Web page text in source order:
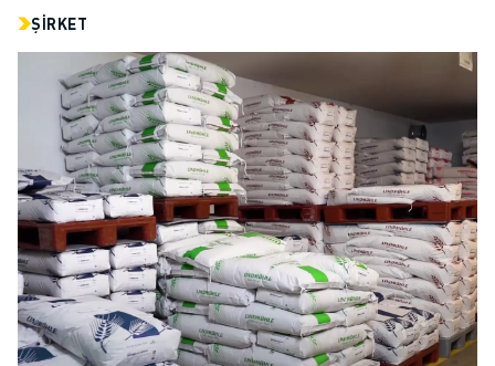
ETKINLIKLER
EĞITIM ETKINLIKLERI
FANUC HAKKINDA
FANUC HAKKINDA
AVRUPA'DA FANUC
LOKASYONLARIMIZ
SÜRDÜRÜLEBILIRLIK
KARIYER
FANUC ILE GELECEĞINIZI ŞEKILLENDIRIN
BIZE KATILIN » KARIYER PORTALI
İLETIŞIM
İLETIŞIM
ŞIRKET